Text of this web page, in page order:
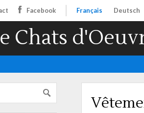
Facebook Français Deutsch
Chats